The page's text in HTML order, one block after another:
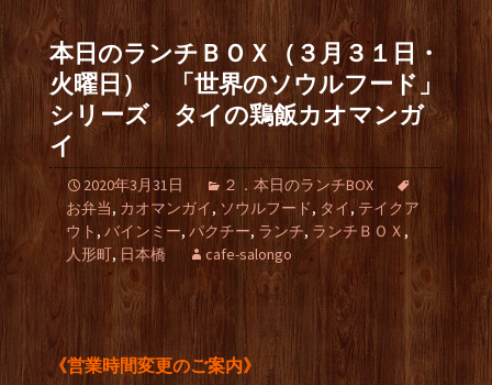
本日のランチＢＯＸ（３月３１日・
火曜日） 「世界のソウルフード」
シリーズ タイの鶏飯カオマンガ
イ
2020年3月31日
２．本日のランチBOX
お弁当, カオマンガイ, ソウルフード, タイ,テイクア
ウト , バインミー, パクチー, ランチ, ランチＢＯＸ,
人形町, 日本橋 cafe-salongo
《営業時間変更のご案内》